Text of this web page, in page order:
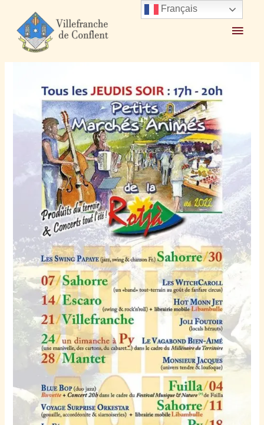
Accueil 2022 juillet
Petit Marché animé de la Rotja 21 juillet
Français